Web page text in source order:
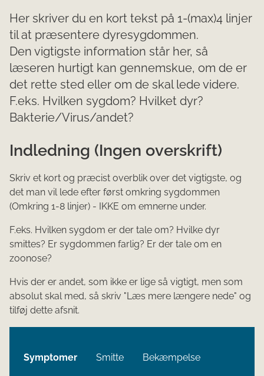
Her skriver du en kort tekst på 1-(max)4 linjer
til at præsentere dyresygdommen.
Den vigtigste information står her, så
læseren hurtigt kan gennemskue, om de er
det rette sted eller om de skal lede videre.
F.eks. Hvilken sygdom? Hvilket dyr?
Bakterie/Virus/andet?
Indledning (Ingen overskrift)
Skriv et kort og præcist overblik over det vigtigste, og
det man vil lede efter først omkring sygdommen
(Omkring 1-8 linjer) - IKKE om emnerne under.
F.eks. Hvilken sygdom er der tale om? Hvilke dyr
smittes? Er sygdommen farlig? Er der tale om en
zoonose?
Hvis der er andet, som ikke er lige så vigtigt, men som
absolut skal med, så skriv "Læs mere længere nede" og
tilføj dette afsnit.
Symptomer Smitte Bekæmpelse